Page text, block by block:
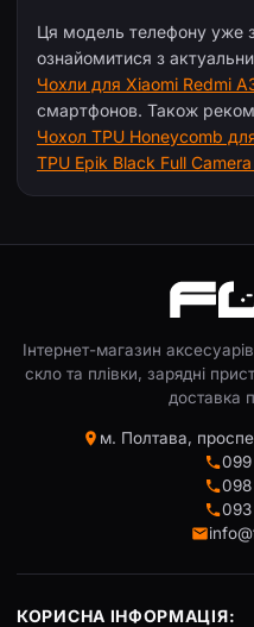
Ця модель телефону уже
ознайомитися з
Чохли для Xiaomi Redmi
смартфонов. Також
Чохол TPU Honeycomb
TPU Epik Black Full
Інтернет-магазин
скло та плівки, зарядні
доставка
м. Полтава,
099
098
093
КОРИСНА ІНФОРМАЦІЯ: